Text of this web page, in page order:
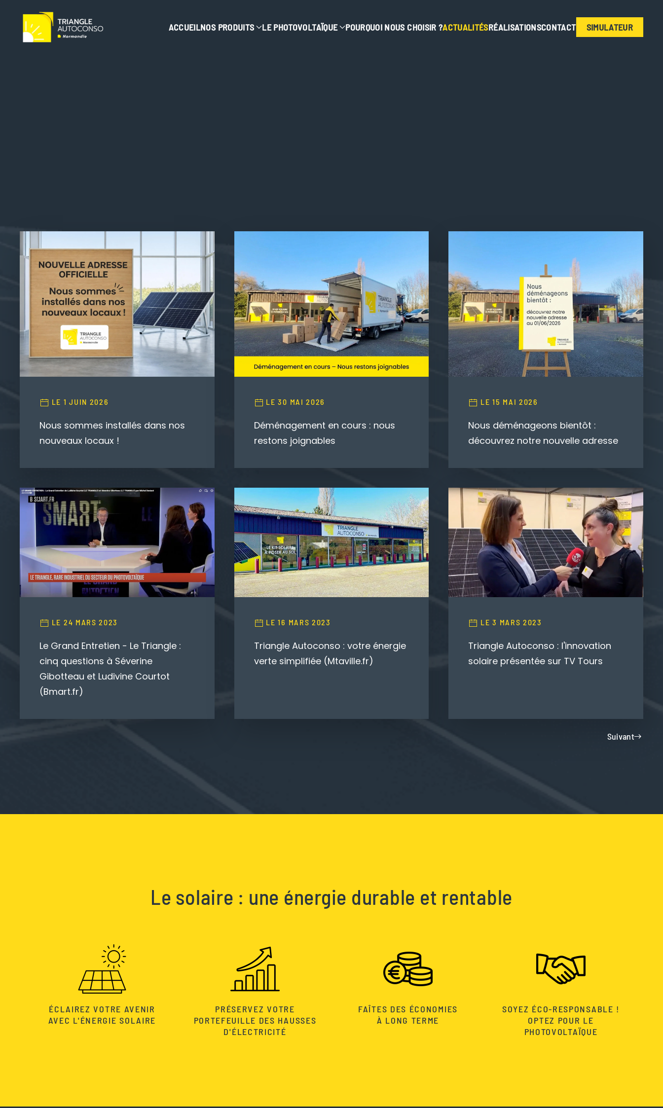
Accéder au contenu principal ACCUEILNOS PRODUITS LE PHOTOVOLTAÏQUE POURQUOI NOUS CHOISIR ?ACTUALITÉSRÉALISATIONSCONTACT SIMULATEUR
LE 1 JUIN 2026
Nous sommes installés dans nos
nouveaux locaux !
LE 30 MAI 2026
Déménagement en cours : nous
restons joignables
LE 15 MAI 2026
Nous déménageons bientôt :
découvrez notre nouvelle adresse
LE 24 MARS 2023
Le Grand Entretien - Le Triangle :
cinq questions à Séverine
Gibotteau et Ludivine Courtot
(Bmart.fr)
LE 16 MARS 2023
Triangle Autoconso : votre énergie
verte simplifiée (Mtaville.fr)
LE 3 MARS 2023
Triangle Autoconso : l'innovation
solaire présentée sur TV Tours
Suivant
Le solaire : une énergie durable et rentable
ÉCLAIREZ VOTRE AVENIR
AVEC L'ÉNERGIE SOLAIRE
PRÉSERVEZ VOTRE
PORTEFEUILLE DES HAUSSES
D'ÉLECTRICITÉ
FAÎTES DES ÉCONOMIES
À LONG TERME
SOYEZ ÉCO-RESPONSABLE !
OPTEZ POUR LE
PHOTOVOLTAÏQUE